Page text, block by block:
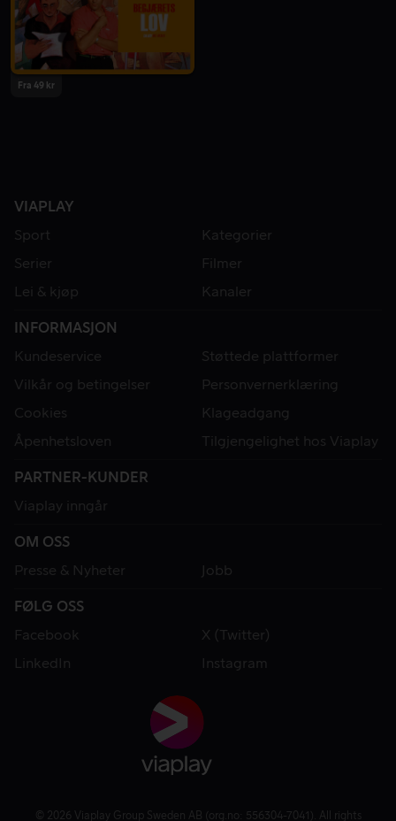
Fra 49 kr
VIAPLAY
Sport
Kategorier
Serier
Filmer
Lei & kjøp
Kanaler
INFORMASJON
Kundeservice
Støttede plattformer
Vilkår og betingelser
Personvernerklæring
Cookies
Klageadgang
Åpenhetsloven
Tilgjengelighet hos Viaplay
PARTNER-KUNDER
Viaplay inngår
OM OSS
Presse & Nyheter
Jobb
FØLG OSS
Facebook
X (Twitter)
LinkedIn
Instagram
© 2026 Viaplay Group Sweden AB (org.no: 556304-7041). All rights